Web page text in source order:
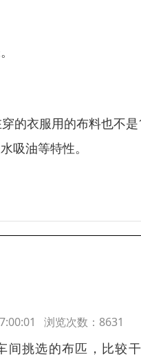
的衣服用的布料也不
吸油等特性。
浏览次数：8631
间挑选的布匹，比较